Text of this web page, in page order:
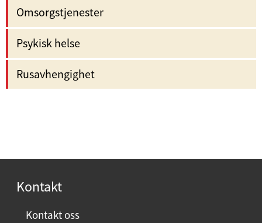
Omsorgstjenester
Psykisk helse
Rusavhengighet
Kontakt
Kontakt oss